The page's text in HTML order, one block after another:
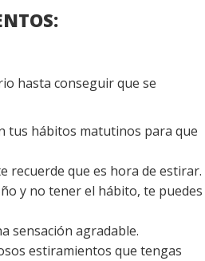
hasta conseguir que se
tus hábitos matutinos para que
recuerde que es hora de estirar.
y no tener el hábito, te puedes
sensación agradable.
estiramientos que tengas